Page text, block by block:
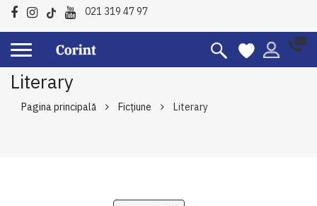
021 319 47 97
Literary
Pagina principală Ficțiune Literary